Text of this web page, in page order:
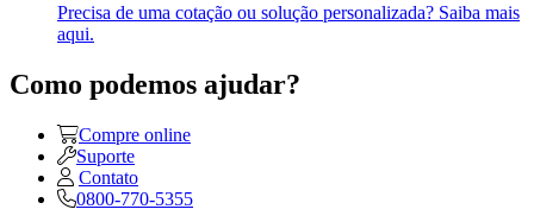
Precisa de uma cotação ou solução personalizada? Saiba mais
aqui.
Como podemos ajudar?
Compre online
Suporte
Contato
0800-770-5355